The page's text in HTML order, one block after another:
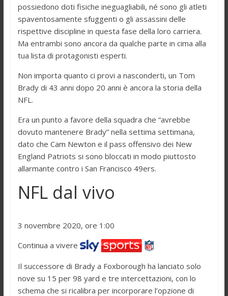
possiedono doti fisiche ineguagliabili, né sono gli atleti
spaventosamente sfuggenti o gli assassini delle
rispettive discipline in questa fase della loro carriera.
Ma entrambi sono ancora da qualche parte in cima alla
tua lista di protagonisti esperti.
Non importa quanto ci provi a nasconderti, un Tom
Brady di 43 anni dopo 20 anni è ancora la storia della
NFL.
Era un punto a favore della squadra che “avrebbe
dovuto mantenere Brady” nella settima settimana,
dato che Cam Newton e il pass offensivo dei New
England Patriots si sono bloccati in modo piuttosto
allarmante contro i San Francisco 49ers.
NFL dal vivo
3 novembre 2020, ore 1:00
Continua a vivere
Il successore di Brady a Foxborough ha lanciato solo
nove su 15 per 98 yard e tre intercettazioni, con lo
schema che si ricalibra per incorporare l’opzione di